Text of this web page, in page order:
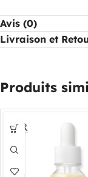
Avis (0)
Livraison et
Produits